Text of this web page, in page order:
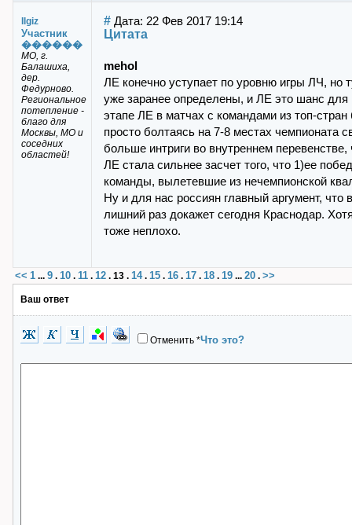
Ilgiz
Участник
������
МО, г.
Балашиха,
дер.
Федурново.
Региональное
потепление -
благо для
Москвы, МО и
соседних
областей!
# Дата: 22 Фев 2017 19:14
Цитата
mehol
ЛЕ конечно уступает по уровню игры ЛЧ, но
уже заранее определены, и ЛЕ это шанс для
этапе ЛЕ в матчах с командами из топ-
просто болтаясь на 7-8 местах чемпионата
больше интриги во внутреннем
ЛЕ стала сильнее засчет того, что 1)ее
команды, вылетевшие из нечемпионской
Ну и для нас россиян главный аргумент,
лишний раз докажет сегодня Краснодар.
тоже неплохо.
<< 1 ... 9 . 10 . 11 . 12 . 13 . 14. 15 . 16 . 17 . 18 . 19 ... 20 . >>
Ваш ответ
Отменить *Что это?